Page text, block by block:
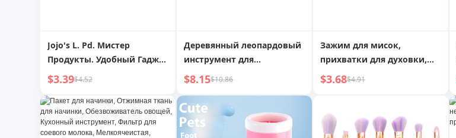
Jojo's L. Pd. Мистер
Продукты. Удобный Гаджет
для Приготовления
Быстрый Инструмент для
Прессования Пельменей |
ЛиХе
$3.39$4.52
Деревянный леопардовый
инструмент для
разбивания льда, для
приготовления лимонада
$8.15$10.86
Зажим для мисок,
прихватки для духовки,
зажим для приготовления
и горячие прихватки,
сумочка для тарелок,
$3.68$4.91